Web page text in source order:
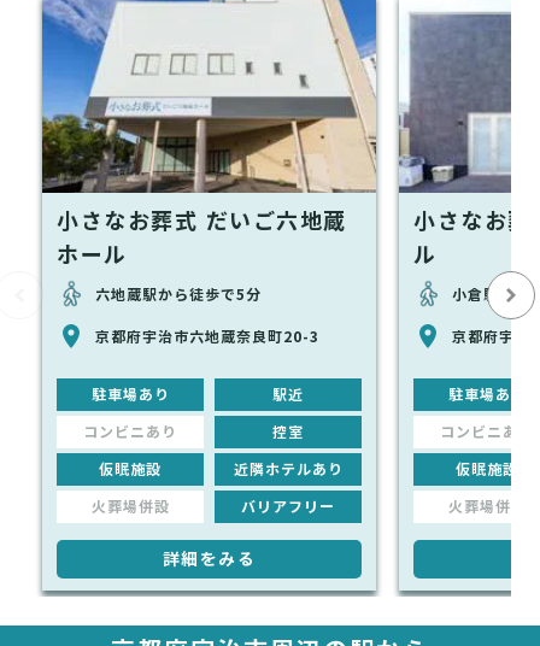
小さなお葬式 だいご六地蔵
ホール
六地蔵駅から徒歩で5分
京都府宇治市六地蔵奈良町20-3
駐車場あり 駅近
コンビニあり 控室
仮眠施設 近隣ホテルあり
火葬場併設 バリアフリー
詳細をみる
小さなお葬
ル
小倉駅から
京都府宇治
駐車場あり
コンビニあり
仮眠施設
火葬場併設